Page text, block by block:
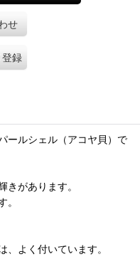
せ
登録
ールシェル（アコヤ貝）で
きがあります。
。
よく付いています。